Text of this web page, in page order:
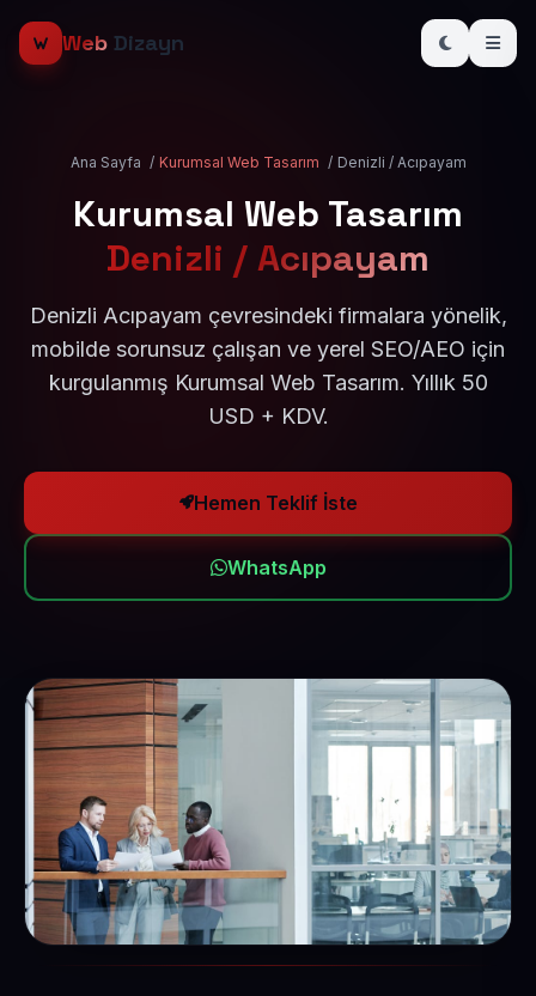
Web Dizayn
Ana Sayfa / Kurumsal Web Tasarım / Denizli / Acıpayam
Kurumsal Web Tasarım
Denizli / Acıpayam
Denizli Acıpayam çevresindeki firmalara yönelik,
mobilde sorunsuz çalışan ve yerel SEO/AEO için
kurgulanmış Kurumsal Web Tasarım. Yıllık 50
USD + KDV.
Hemen Teklif İste
WhatsApp